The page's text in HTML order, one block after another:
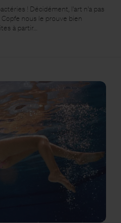
! Décidément, l'art n'a pas
nous le prouve bien
à partir…